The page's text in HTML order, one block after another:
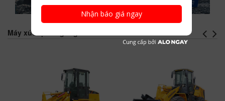
Máy xúc lật Liugong
Nhận báo giá ngay